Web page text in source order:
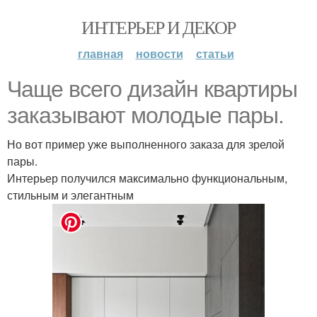
ИНТЕРЬЕР И ДЕКОР
главная новости статьи
Чаще всего дизайн квартиры
заказывают молодые пары.
Но вот пример уже выполненного заказа для зрелой
пары.
Интерьер получился максимально функциональным,
стильным и элегантным